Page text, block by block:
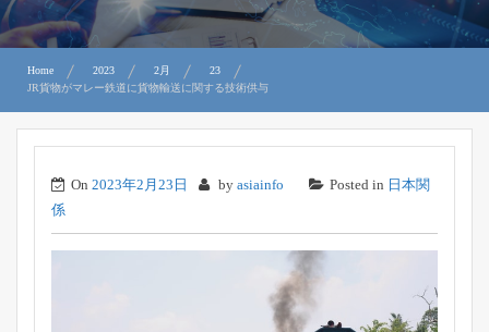
Home 2023 2月
23
JR貨物がマレー鉄道に貨物輸送に関する技術供与
On 2023年2月23日 by asiainfo Posted in 日本関
係